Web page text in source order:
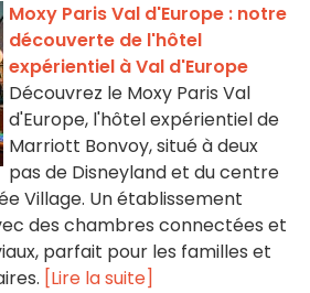
Moxy Paris Val d'Europe : notre
découverte de l'hôtel
expérientiel à Val d'Europe
Découvrez le Moxy Paris Val
d'Europe, l'hôtel expérientiel de
Marriott Bonvoy, situé à deux
pas de Disneyland et du centre
Village. Un établissement
des chambres connectées et
parfait pour les familles et
[Lire la suite]